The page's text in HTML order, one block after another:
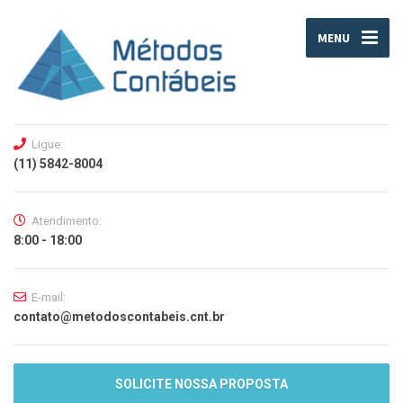
MENU
Ligue:
(11) 5842-8004
Atendimento:
8:00 - 18:00
E-mail:
contato@metodoscontabeis.cnt.br
SOLICITE NOSSA PROPOSTA